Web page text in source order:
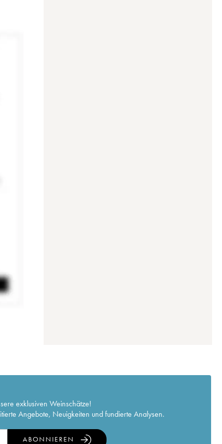
exklusiven Weinschätze!
Angebote, Neuigkeiten und fundierte Analysen.
ABONNIEREN